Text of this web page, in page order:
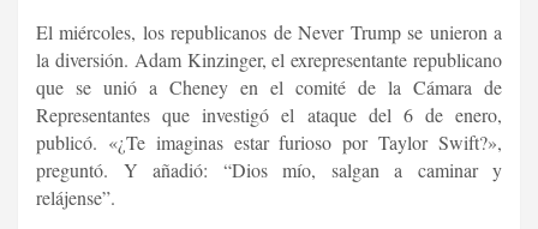
El miércoles, los republicanos de Never Trump se unieron a
la diversión. Adam Kinzinger, el exrepresentante republicano
que se unió a Cheney en el comité de la Cámara de
Representantes que investigó el ataque del 6 de enero,
publicó. «¿Te imaginas estar furioso por Taylor Swift?»,
preguntó. Y añadió: “Dios mío, salgan a caminar y
relájense”.